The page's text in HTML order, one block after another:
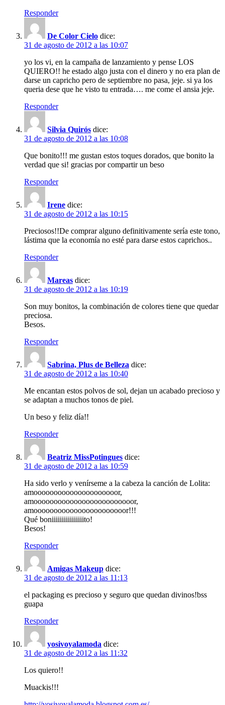
Responder
De Color Cielo dice:
31 de agosto de 2012 a las 10:07
yo los vi, en la campaña de lanzamiento y pense LOS
QUIERO!! he estado algo justa con el dinero y no era plan de
darse un capricho pero de septiembre no pasa, jeje. si ya los
queria dese que he visto tu entrada…. me come el ansia jeje.
Responder
Silvia Quirós dice:
31 de agosto de 2012 a las 10:08
Que bonito!!! me gustan estos toques dorados, que bonito la
verdad que si! gracias por compartir un beso
Responder
Irene dice:
31 de agosto de 2012 a las 10:15
Preciosos!!De comprar alguno definitivamente sería este tono,
lástima que la economía no esté para darse estos caprichos..
Responder
Mareas dice:
31 de agosto de 2012 a las 10:19
Son muy bonitos, la combinación de colores tiene que quedar
preciosa.
Besos.
Responder
Sabrina, Plus de Belleza dice:
31 de agosto de 2012 a las 10:40
Me encantan estos polvos de sol, dejan un acabado precioso y
se adaptan a muchos tonos de piel.
Un beso y feliz día!!
Responder
Beatriz MissPotingues dice:
31 de agosto de 2012 a las 10:59
Ha sido verlo y venírseme a la cabeza la canción de Lolita:
amooooooooooooooooooooor,
amooooooooooooooooooooooooor,
amooooooooooooooooooooooor!!!
Qué boniiiiiiiiiiiiiiiito!
Besos!
Responder
Amigas Makeup dice:
31 de agosto de 2012 a las 11:13
el packaging es precioso y seguro que quedan divinos!bss
guapa
Responder
yosivoyalamoda dice:
31 de agosto de 2012 a las 11:32
Los quiero!!
Muackis!!!